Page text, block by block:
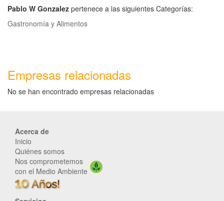
Pablo W Gonzalez pertenece a las siguientes Categorías:
Gastronomía y Alimentos
Empresas relacionadas
No se han encontrado empresas relacionadas
Acerca de
Inicio
Quiénes somos
Nos comprometemos
con el Medio Ambiente